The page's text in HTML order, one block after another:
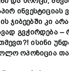
ინვესტიციას
ჯიბეებში კი არა
გვჭირდება–
?!ისინი
ოპოზიცია